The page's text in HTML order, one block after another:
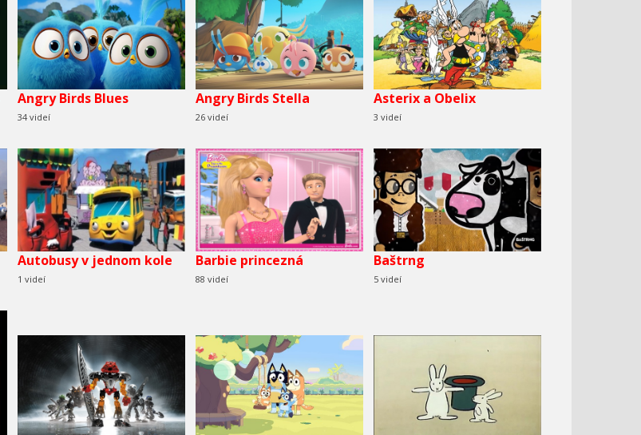
Angry Birds Blues
34 videí
Angry Birds Stella
26 videí
Asterix a Obelix
3 videí
Autobusy v jednom kole
1 videí
Barbie princezná
88 videí
Baštrng
5 videí